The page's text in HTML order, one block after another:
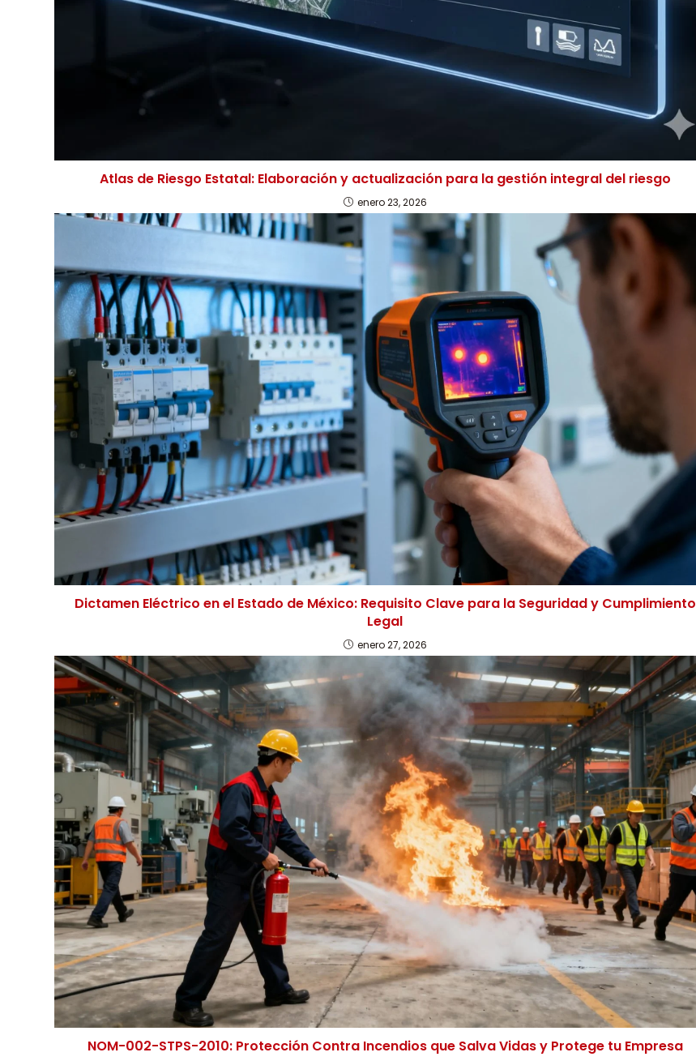
Atlas de Riesgo Estatal: Elaboración y actualización para la gestión integral del riesgo
enero 23, 2026
Dictamen Eléctrico en el Estado de México: Requisito Clave para la Seguridad y Cumplimiento
Legal
enero 27, 2026
NOM-002-STPS-2010: Protección Contra Incendios que Salva Vidas y Protege tu Empresa